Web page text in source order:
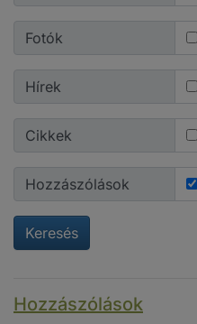
Fotók
Hírek
Cikkek
Hozzászólások
Keresés
Hozzászólások